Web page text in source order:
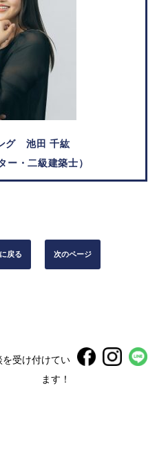
グ
池田 千紘
ー・二級建築士）
戻る 次のページ
受け付けてい
ます！